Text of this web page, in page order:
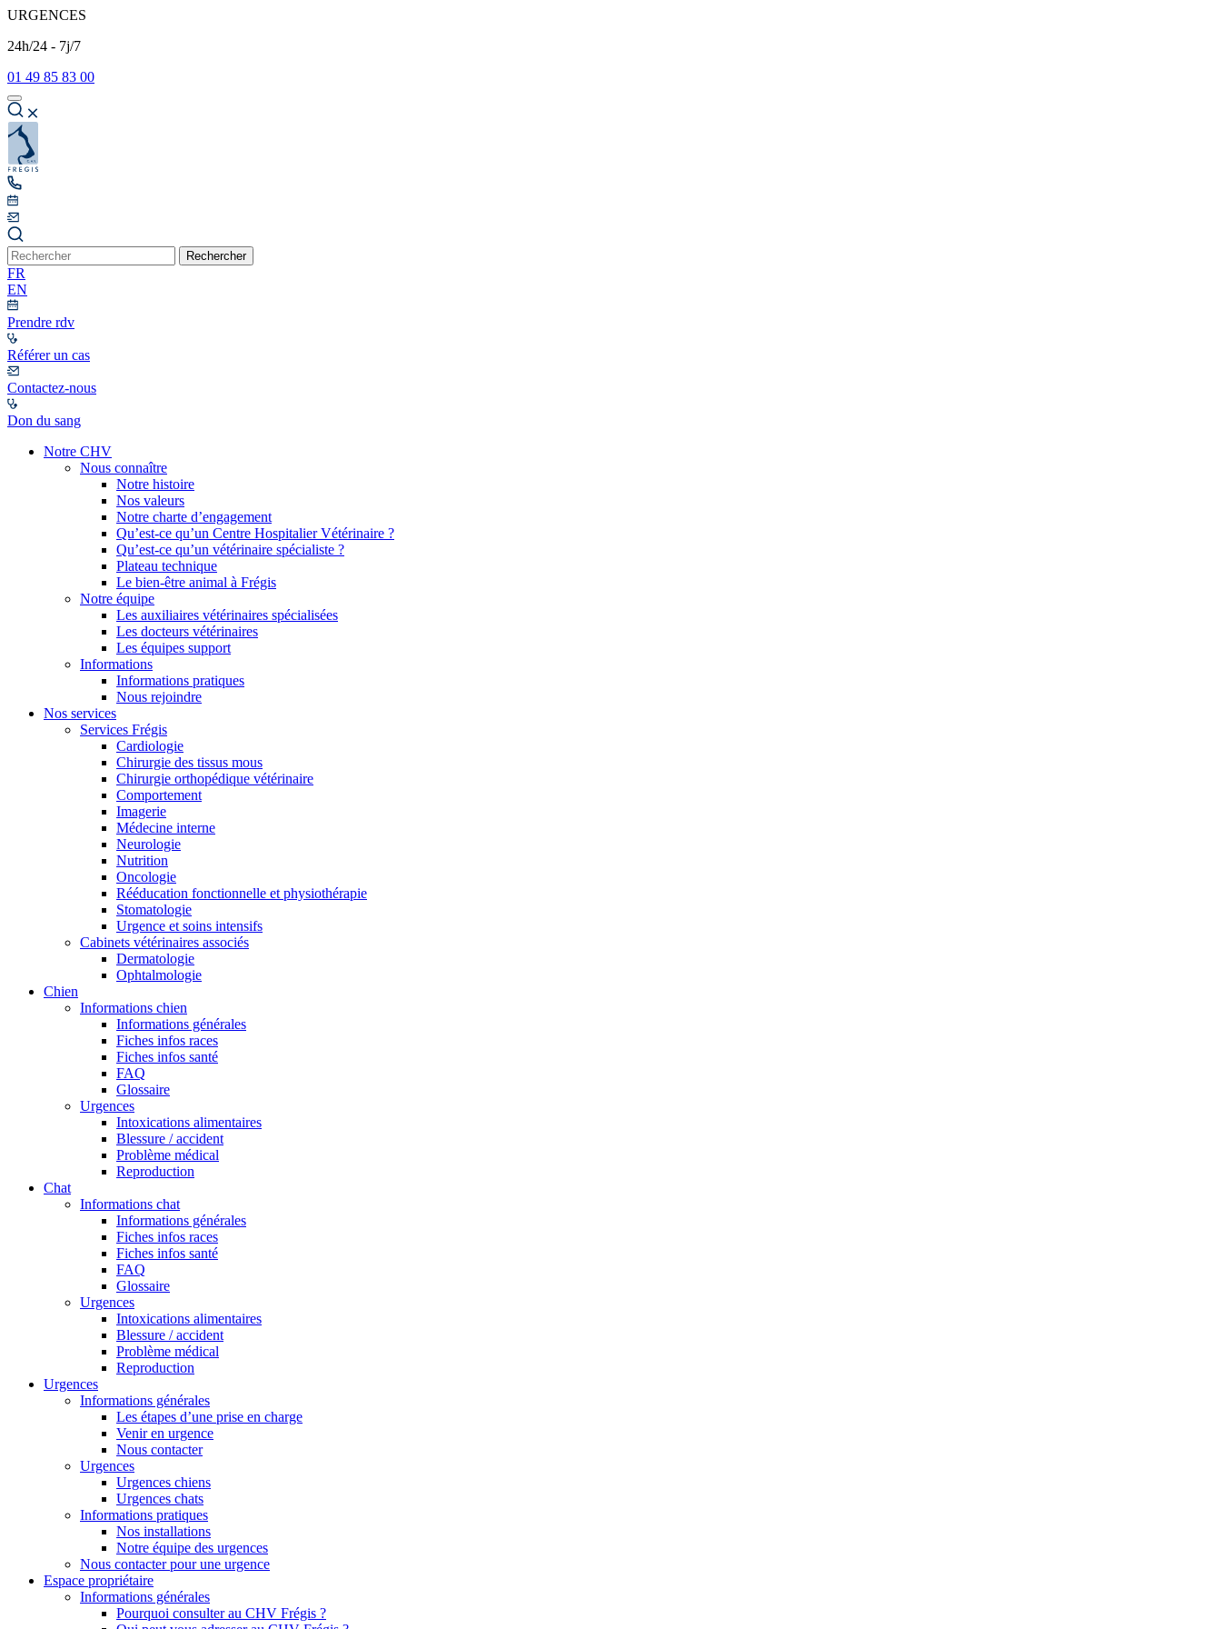
URGENCES
24h/24 - 7j/7
01 49 85 83 00
Rechercher
FR
EN
Prendre rdv
Référer un cas
Contactez-nous
Don du sang
Notre CHV
Nous connaître
Notre histoire
Nos valeurs
Notre charte d’engagement
Qu’est-ce qu’un Centre Hospitalier Vétérinaire ?
Qu’est-ce qu’un vétérinaire spécialiste ?
Plateau technique
Le bien-être animal à Frégis
Notre équipe
Les auxiliaires vétérinaires spécialisées
Les docteurs vétérinaires
Les équipes support
Informations
Informations pratiques
Nous rejoindre
Nos services
Services Frégis
Cardiologie
Chirurgie des tissus mous
Chirurgie orthopédique vétérinaire
Comportement
Imagerie
Médecine interne
Neurologie
Nutrition
Oncologie
Rééducation fonctionnelle et physiothérapie
Stomatologie
Urgence et soins intensifs
Cabinets vétérinaires associés
Dermatologie
Ophtalmologie
Chien
Informations chien
Informations générales
Fiches infos races
Fiches infos santé
FAQ
Glossaire
Urgences
Intoxications alimentaires
Blessure / accident
Problème médical
Reproduction
Chat
Informations chat
Informations générales
Fiches infos races
Fiches infos santé
FAQ
Glossaire
Urgences
Intoxications alimentaires
Blessure / accident
Problème médical
Reproduction
Urgences
Informations générales
Les étapes d’une prise en charge
Venir en urgence
Nous contacter
Urgences
Urgences chiens
Urgences chats
Informations pratiques
Nos installations
Notre équipe des urgences
Nous contacter pour une urgence
Espace propriétaire
Informations générales
Pourquoi consulter au CHV Frégis ?